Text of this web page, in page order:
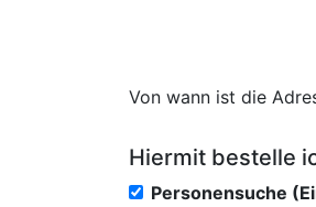
Von wann ist die
Hiermit bestelle
Personensuche